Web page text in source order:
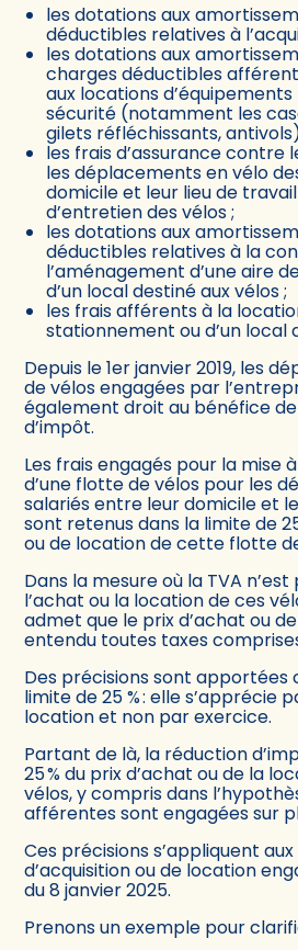
les dotations aux
déductibles relatives à
les dotations aux
charges déductibles
aux locations
sécurité (notamment les
gilets réfléchissants,
les frais d’assurance contre
les déplacements en vélo
domicile et leur lieu de travail
d’entretien des vélos ;
les dotations aux
déductibles relatives à la
l’aménagement d’une aire
d’un local destiné aux vélos ;
les frais afférents à la
stationnement ou d’un local
Depuis le 1er janvier 2019, les
de vélos engagées par
également droit au bénéfice
d’impôt.
Les frais engagés pour la mise
d’une flotte de vélos pour les
salariés entre leur domicile et
sont retenus dans la limite de
ou de location de cette flotte
Dans la mesure où la TVA
l’achat ou la location de ces
admet que le prix d’achat ou
entendu toutes taxes
Des précisions sont
limite de 25 % : elle s’apprécie
location et non par exercice.
Partant de là, la réduction
25 % du prix d’achat ou de la
vélos, y compris dans
afférentes sont engagées sur
Ces précisions s’appliquent
d’acquisition ou de location
du 8 janvier 2025.
Prenons un exemple pour